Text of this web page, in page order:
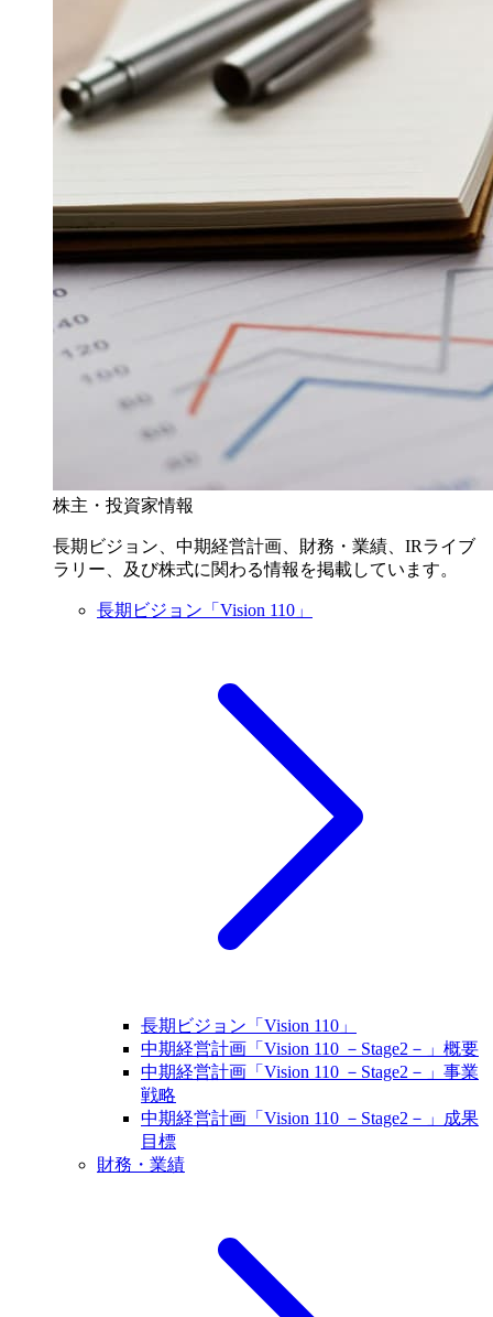
株主・投資家情報
長期ビジョン、中期経営計画、財務・業績、IRライブ
ラリー、及び株式に関わる情報を掲載しています。
長期ビジョン「Vision 110」
長期ビジョン「Vision 110」
中期経営計画「Vision 110 －Stage2－」概要
中期経営計画「Vision 110 －Stage2－」事業
戦略
中期経営計画「Vision 110 －Stage2－」成果
目標
財務・業績